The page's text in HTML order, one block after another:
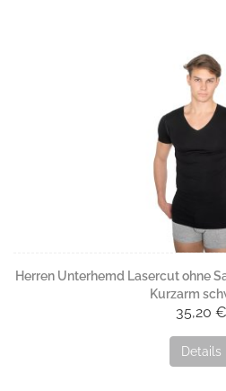
Herren Unterhemd Lasercut ohne
Kurzarm
35,20 €
Details